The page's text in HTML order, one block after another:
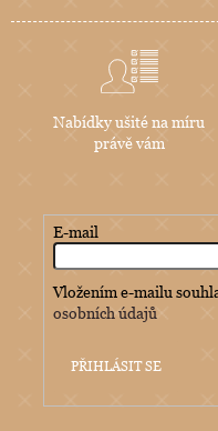
Nabídky ušité na míru
právě vám
E-mail
Vložením e-mailu
osobních údajů
PŘIHLÁSIT SE